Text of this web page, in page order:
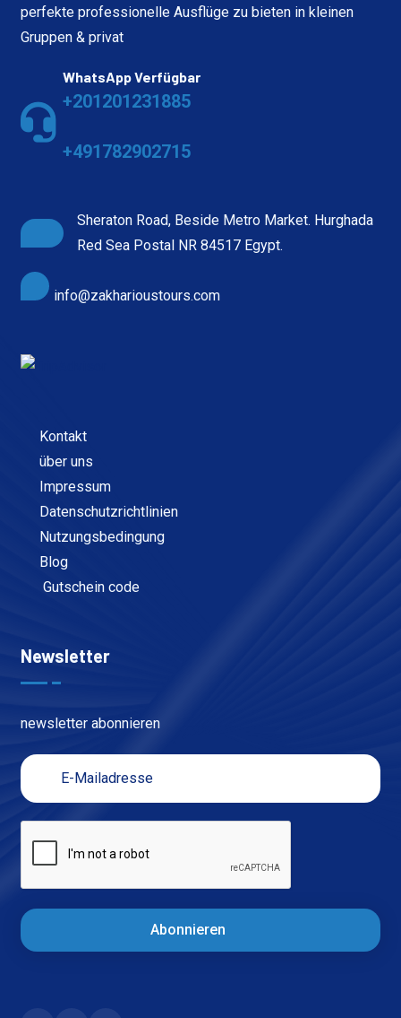
perfekte professionelle Ausflüge zu bieten in kleinen
Gruppen & privat
WhatsApp Verfügbar
+201201231885
+491782902715
Sheraton Road, Beside Metro Market. Hurghada
Red Sea Postal NR 84517 Egypt.
info@zakharioustours.com
Kontakt
über uns
Impressum
Datenschutzrichtlinien
Nutzungsbedingung
Blog
Gutschein code
Newsletter
newsletter abonnieren
Abonnieren